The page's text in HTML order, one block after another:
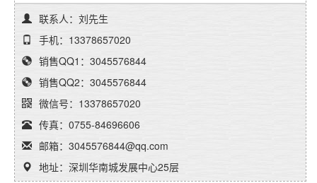
联系人：刘先生
手机：13378657020
销售QQ1：3045576844
销售QQ2：3045576844
微信号：13378657020
传真：0755-84696606
邮箱：3045576844@qq.com
地址：深圳华南城发展中心25层